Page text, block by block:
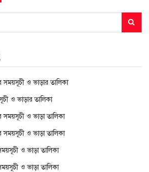
সময়সূচী ও ভাড়ার তালিকা
ও ভাড়ার তালিকা
সময়সূচী ও ভাড়া তালিকা
সময়সূচী ও ভাড়া তালিকা
ও ভাড়া তালিকা
ও ভাড়া তালিকা